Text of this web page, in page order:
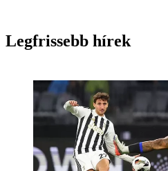
Legfrissebb hírek